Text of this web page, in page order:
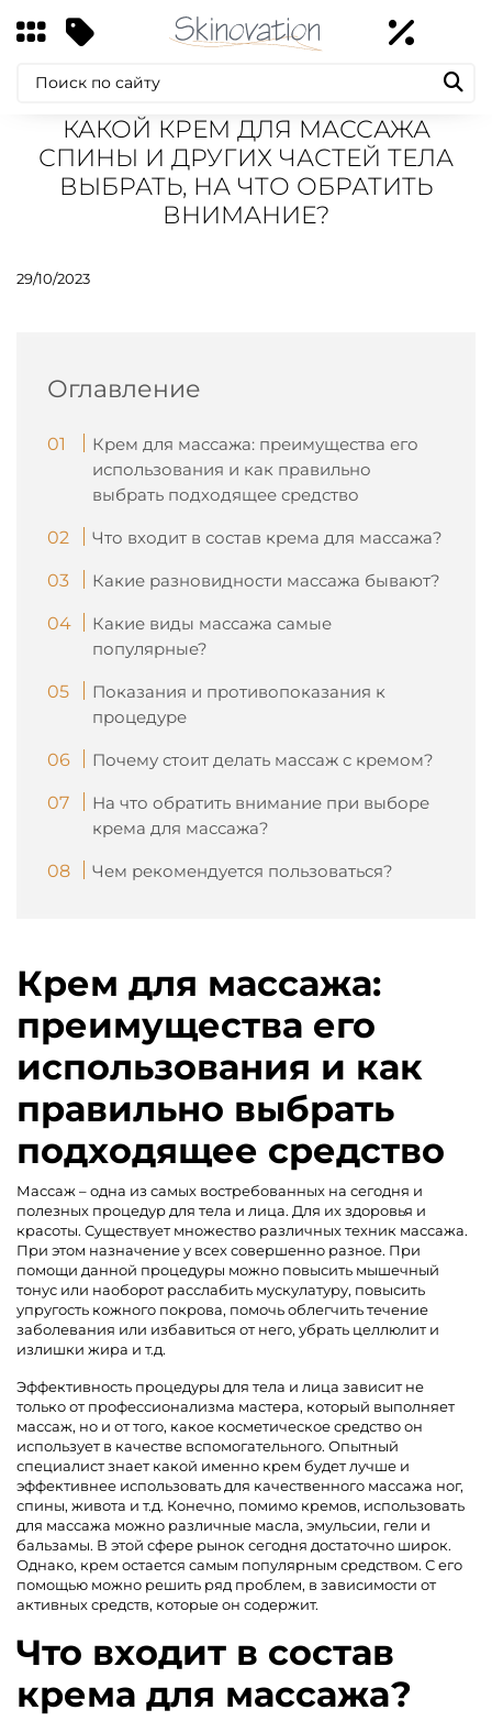
КАКОЙ КРЕМ ДЛЯ МАССАЖА
СПИНЫ И ДРУГИХ ЧАСТЕЙ ТЕЛА
ВЫБРАТЬ, НА ЧТО ОБРАТИТЬ
ВНИМАНИЕ?
29/10/2023
Оглавление
Крем для массажа: преимущества его
использования и как правильно
выбрать подходящее средство
Что входит в состав крема для массажа?
Какие разновидности массажа бывают?
Какие виды массажа самые
популярные?
Показания и противопоказания к
процедуре
Почему стоит делать массаж с кремом?
На что обратить внимание при выборе
крема для массажа?
Чем рекомендуется пользоваться?
Крем для массажа:
преимущества его
использования и как
правильно выбрать
подходящее средство
Массаж – одна из самых востребованных на сегодня и
полезных процедур для тела и лица. Для их здоровья и
красоты. Существует множество различных техник массажа.
При этом назначение у всех совершенно разное. При
помощи данной процедуры можно повысить мышечный
тонус или наоборот расслабить мускулатуру, повысить
упругость кожного покрова, помочь облегчить течение
заболевания или избавиться от него, убрать целлюлит и
излишки жира и т.д.
Эффективность процедуры для тела и лица зависит не
только от профессионализма мастера, который выполняет
массаж, но и от того, какое косметическое средство он
использует в качестве вспомогательного. Опытный
специалист знает какой именно крем будет лучше и
эффективнее использовать для качественного массажа ног,
спины, живота и т.д. Конечно, помимо кремов, использовать
для массажа можно различные масла, эмульсии, гели и
бальзамы. В этой сфере рынок сегодня достаточно широк.
Однако, крем остается самым популярным средством. С его
помощью можно решить ряд проблем, в зависимости от
активных средств, которые он содержит.
Что входит в состав
крема для массажа?